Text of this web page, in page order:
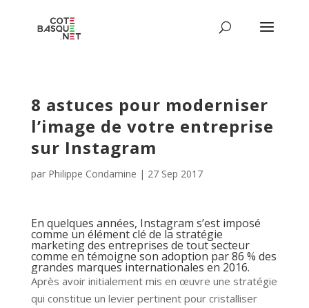
8 astuces pour moderniser
l’image de votre entreprise
sur Instagram
par Philippe Condamine | 27 Sep 2017
En quelques années, Instagram s’est imposé
comme un élément clé de la stratégie
marketing des entreprises de tout secteur
comme en témoigne son adoption par 86 % des
grandes marques internationales en 2016.
Après avoir initialement mis en œuvre une stratégie
qui constitue un levier pertinent pour cristalliser